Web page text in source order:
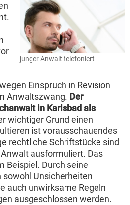
junger Anwalt telefoniert
Einspruch in Revision
Anwaltszwang. Der
in Karlsbad als
wichtiger Grund einen
ist vorausschauendes
rechtliche Schriftstücke sind
ausformuliert. Das
Beispiel. Durch seine
Unsicherheiten
auch unwirksame Regeln
ausgeschlossen werden.